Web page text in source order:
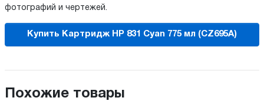
фотографий и чертежей.
Купить Картридж HP 831 Cyan 775 мл (CZ695A)
Похожие товары